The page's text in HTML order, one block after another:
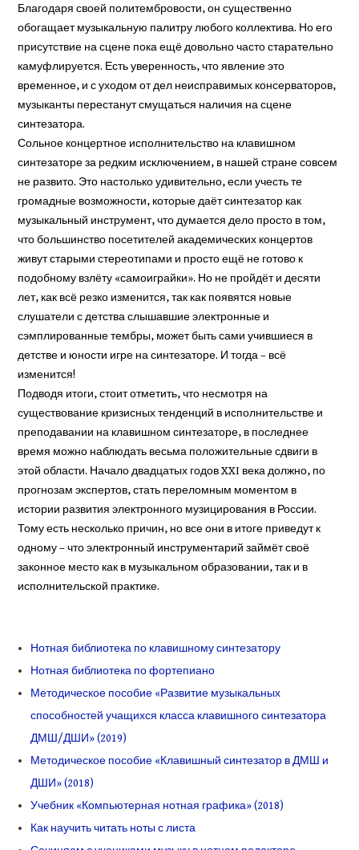
Благодаря своей политембровости, он существенно
обогащает музыкальную палитру любого коллектива. Но его
присутствие на сцене пока ещё довольно часто старательно
камуфлируется. Есть уверенность, что явление это
временное, и с уходом от дел неисправимых консерваторов,
музыканты перестанут смущаться наличия на сцене
синтезатора.
Сольное концертное исполнительство на клавишном
синтезаторе за редким исключением, в нашей стране совсем
не развито. Это настолько удивительно, если учесть те
громадные возможности, которые даёт синтезатор как
музыкальный инструмент, что думается дело просто в том,
что большинство посетителей академических концертов
живут старыми стереотипами и просто ещё не готово к
подобному взлёту «самоиграйки». Но не пройдёт и десяти
лет, как всё резко изменится, так как появятся новые
слушатели с детства слышавшие электронные и
сэмплированные тембры, может быть сами учившиеся в
детстве и юности игре на синтезаторе. И тогда – всё
изменится!
Подводя итоги, стоит отметить, что несмотря на
существование кризисных тенденций в исполнительстве и
преподавании на клавишном синтезаторе, в последнее
время можно наблюдать весьма положительные сдвиги в
этой области. Начало двадцатых годов XXI века должно, по
прогнозам экспертов, стать переломным моментом в
истории развития электронного музицирования в России.
Тому есть несколько причин, но все они в итоге приведут к
одному – что электронный инструментарий займёт своё
законное место как в музыкальном образовании, так и в
исполнительской практике.
Нотная библиотека по клавишному синтезатору
Нотная библиотека по фортепиано
Методическое пособие «Развитие музыкальных
способностей учащихся класса клавишного синтезатора
ДМШ/ДШИ» (2019)
Методическое пособие «Клавишный синтезатор в ДМШ и
ДШИ» (2018)
Учебник «Компьютерная нотная графика» (2018)
Как научить читать ноты с листа